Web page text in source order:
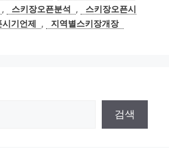
, 스키장오픈분석 ,
스키장오픈시
기언제 , 지역별스키장개장
검색